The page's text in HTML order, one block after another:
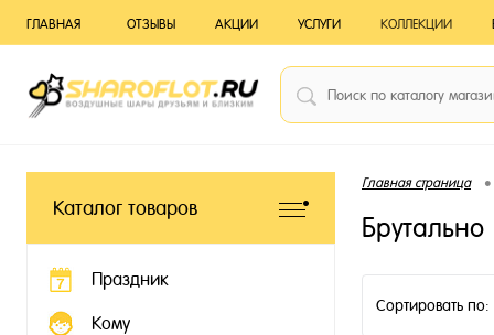
ГЛАВНАЯ ОТЗЫВЫ АКЦИИ УСЛУГИ КОЛЛЕКЦИИ
Каталог товаров
Праздник
Кому
Главная страница •
Брутально
Сортировать по: